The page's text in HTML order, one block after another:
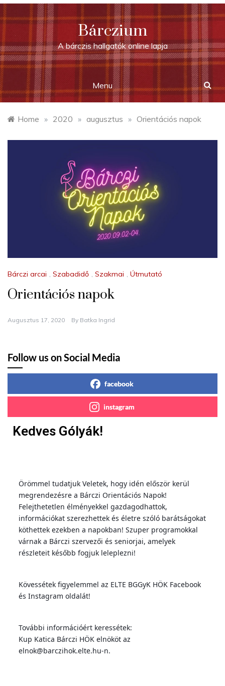
Bárczium
A bárczis hallgatók online lapja
Menu
Home » 2020 » augusztus » Orientációs napok
Bárczi arcai Szabadidő Szakmai Útmutató
Orientációs napok
Augusztus 17, 2020 By Batka Ingrid
Follow us on Social Media
facebook
instagram
Kedves Gólyák!
Örömmel tudatjuk Veletek, hogy idén először kerül
megrendezésre a Bárczi Orientációs Napok!
Felejthetetlen élményekkel gazdagodhattok,
információkat szerezhettek és életre szóló barátságokat
köthettek ezekben a napokban! Szuper programokkal
várnak a Bárczi szervezői és seniorjai, amelyek
részleteit később fogjuk leleplezni!
Kövessétek figyelemmel az ELTE BGGyK HÖK Facebook
és Instagram oldalát!
További információért keressétek:
Kup Katica Bárczi HÖK elnököt az
elnok@barczihok.elte.hu-n.